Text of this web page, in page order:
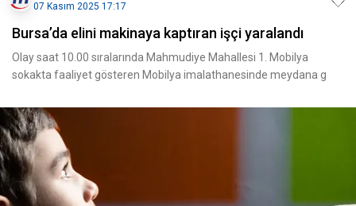
07 Kasım 2025 17:17
Bursa’da elini makinaya kaptıran işçi yaralandı
Olay saat 10.00 sıralarında Mahmudiye Mahallesi 1. Mobilya
sokakta faaliyet gösteren Mobilya imalathanesinde meydana g